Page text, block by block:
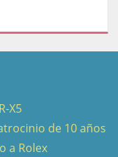
X5
de 10 años
a Rolex